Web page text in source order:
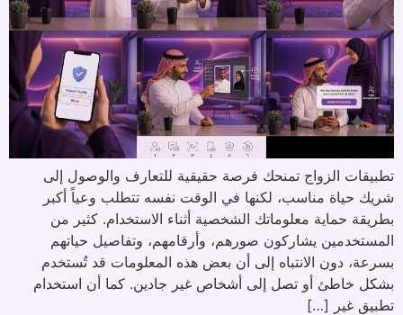
تطبيقات الزواج تمنحك فرصة حقيقية للتعارف والوصول إلى
شريك حياة مناسب، لكنها في الوقت نفسه تتطلب وعياً أكبر
بطريقة حماية معلوماتك الشخصية أثناء الاستخدام. كثير من
المستخدمين يشاركون صورهم، وأرقامهم، وتفاصيل حياتهم
بسرعة، دون الانتباه إلى أن بعض هذه المعلومات قد تُستخدم
بشكل خاطئ أو تصل إلى أشخاص غير جادين. كما أن استخدام
تطبيق غير […]